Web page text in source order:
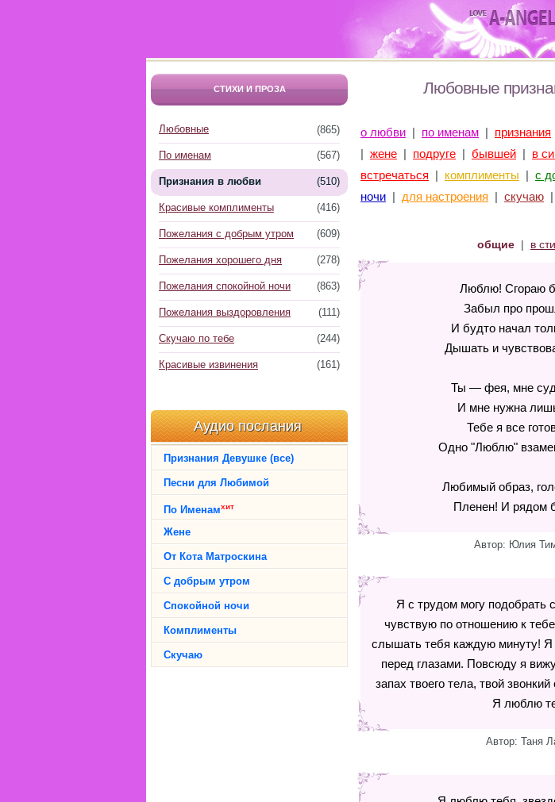
Любовные
о любви | по именам | признания
| жене | подруге | бывшей | в
встречаться | комплименты | с
ночи | для настроения | скучаю |
общие | в
Люблю! Сгораю
Забыл про
И будто начал
Дышать и
Ты — фея, мне
И мне нужна
Тебе я все
Одно "Люблю"
Любимый образ,
Пленен! И рядом
Автор: Юлия
Я с трудом могу подобрать
чувствую по отношению к
слышать тебя каждую минуту! Я
перед глазами. Повсюду я
запах твоего тела, твой
Я люблю
Автор: Таня
СТИХИ И ПРОЗА
(865)
Любовные
(567)
По именам
(510)
Признания в любви
(416)
Красивые комплименты
(609)
Пожелания с добрым утром
(278)
Пожелания хорошего дня
(863)
Пожелания спокойной ночи
(111)
Пожелания выздоровления
(244)
Скучаю по тебе
(161)
Красивые извинения
Аудио послания
Признания Девушке (все)
Песни для Любимой
По Именамхит
Жене
От Кота Матроскина
С добрым утром
Спокойной ночи
Комплименты
Скучаю